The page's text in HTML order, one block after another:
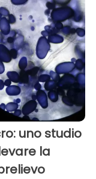
uno studio
la